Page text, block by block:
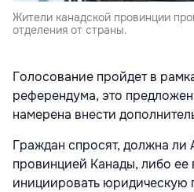
Жители канадской провинции
отделения от страны.
Голосование пройдет в
референдума, это
намерена внести
Граждан спросят, должна ли
провинцией Канады, либо ее
инициировать юридическую